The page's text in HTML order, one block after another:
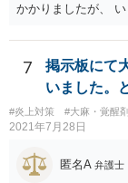
かかりましたが、
7
掲示板にて
いました。
#炎上対策 #大麻・覚醒剤
2021年7月28日
匿名A 弁護士